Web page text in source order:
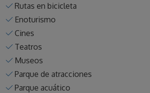
Rutas en bicicleta
Enoturismo
Cines
Teatros
Museos
Parque de atracciones
Parque acuático